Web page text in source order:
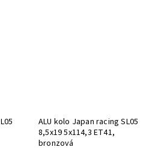
ALU kolo Japan racing SL05
8,5x19 5x114,3 ET41,
bronzová